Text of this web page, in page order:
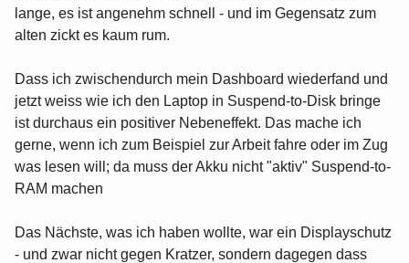
lange, es ist angenehm schnell - und im Gegensatz zum
alten zickt es kaum rum.
Dass ich zwischendurch mein Dashboard wiederfand und
jetzt weiss wie ich den Laptop in Suspend-to-Disk bringe
ist durchaus ein positiver Nebeneffekt. Das mache ich
gerne, wenn ich zum Beispiel zur Arbeit fahre oder im Zug
was lesen will; da muss der Akku nicht "aktiv" Suspend-to-
RAM machen
Das Nächste, was ich haben wollte, war ein Displayschutz
- und zwar nicht gegen Kratzer, sondern dagegen dass